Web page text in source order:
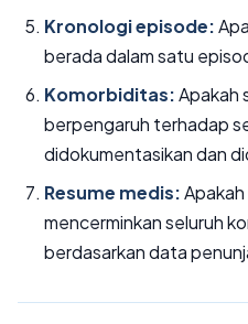
Kronologi episode:
berada dalam satu
Komorbiditas:Apakah
berpengaruh terhadap
didokumentasikan dan
Resume medis:
mencerminkan seluruh
berdasarkan data